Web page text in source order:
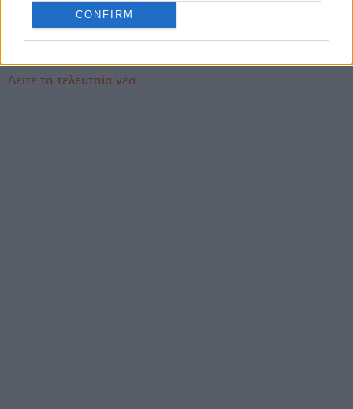
CONFIRM
με Άλεξ & Θανάση στο τελευταίο εντός έδρας ματς
Γιάννης: Οι επώδυνοι τραυματισμοί & η διαφωνία με
Δείτε τα τελευταία νέα